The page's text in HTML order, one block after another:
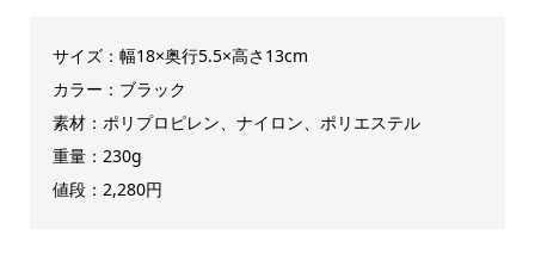
サイズ：幅18×奥行5.5×高さ13cm
カラー：ブラック
素材：ポリプロピレン、ナイロン、ポリエステル
重量：230g
値段：2,280円